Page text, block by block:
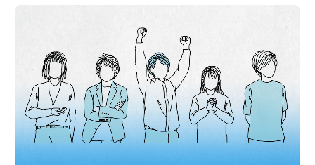
ここにページ名記載されるって感じ
C賞
会社案内